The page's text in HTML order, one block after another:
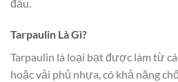
đầu.
Tarpaulin Là Gì?
Tarpaulin là loại bạt được làm từ
hoặc vải phủ nhựa, có khả năng